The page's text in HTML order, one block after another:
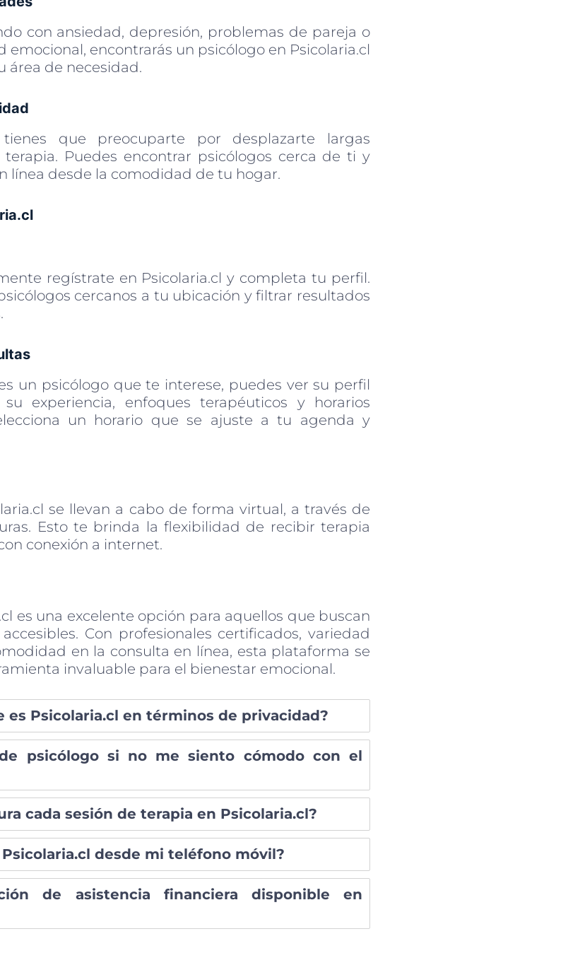
con ansiedad, depresión, problemas de pareja o
encontrarás un psicólogo en Psicolaria.cl
área de necesidad.
tienes que preocuparte por desplazarte largas
Puedes encontrar psicólogos cerca de ti y
línea desde la comodidad de tu hogar.
regístrate en Psicolaria.cl y completa tu perfil.
cercanos a tu ubicación y filtrar resultados
un psicólogo que te interese, puedes ver su perfil
experiencia, enfoques terapéuticos y horarios
un horario que se ajuste a tu agenda y
se llevan a cabo de forma virtual, a través de
Esto te brinda la flexibilidad de recibir terapia
conexión a internet.
es una excelente opción para aquellos que buscan
Con profesionales certificados, variedad
en la consulta en línea, esta plataforma se
invaluable para el bienestar emocional.
es Psicolaria.cl en términos de privacidad?
psicólogo si no me siento cómodo con el
cada sesión de terapia en Psicolaria.cl?
desde mi teléfono móvil?
de asistencia financiera disponible en